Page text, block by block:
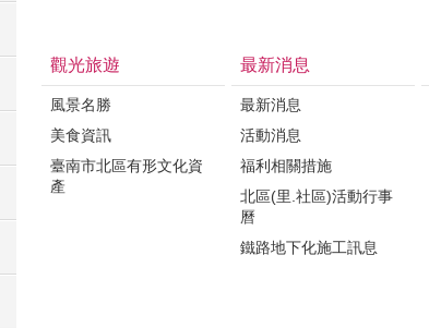
觀光旅遊
風景名勝
美食資訊
臺南市北區有形文化資
產
最新消息
最新消息
活動消息
福利相關措施
北區(里.社區)活動行事
曆
鐵路地下化施工訊息